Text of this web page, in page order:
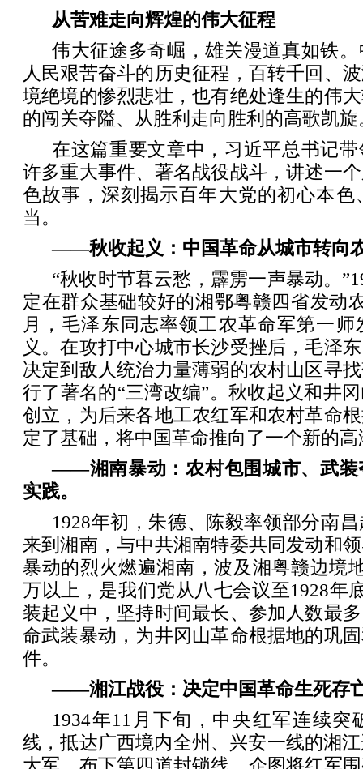
从苦难走向辉煌的伟大征程
伟大征途多奇崛，雄关漫道真如铁
人民艰苦奋斗的历史征程，百转千回、
境绝境的惨烈悲壮，也有绝处逢生的伟
的闯关夺隘、从胜利走向胜利的高歌凯旋
在这篇重要文章中，习近平总书记
许多重大事件、著名战役战斗，讲述一
色故事，深刻揭示百年大党的初心本色
当。
——秋收起义：中国革命从城市转向
“秋收时节暮云愁，霹雳一声暴动。
定在群众基础较好的湘鄂粤赣四省发动
月，毛泽东同志率领工农革命军第一
义。在攻打中心城市长沙受挫后，毛泽
决定到敌人统治力量薄弱的农村山区寻
行了著名的“三湾改编”。秋收起义和井
创立，为后来各地工农红军和农村革命
定了基础，将中国革命推向了一个新的高
——湘南暴动：农村包围城市、武装
实践。
1928年初，朱德、陈毅率领部分南
来到湘南，与中共湘南特委共同发动和
暴动的烈火燃遍湘南，波及湘粤赣边境
万以上，是我们党从八七会议至1928年
装起义中，坚持时间最长、参加人数最
命武装暴动，为井冈山革命根据地的巩
件。
——湘江战役：决定中国革命生死存
1934年11月下旬，中央红军连续突
线，抵达广西境内全州、兴安一线的湘
大军，布下第四道封锁线，企图将红军